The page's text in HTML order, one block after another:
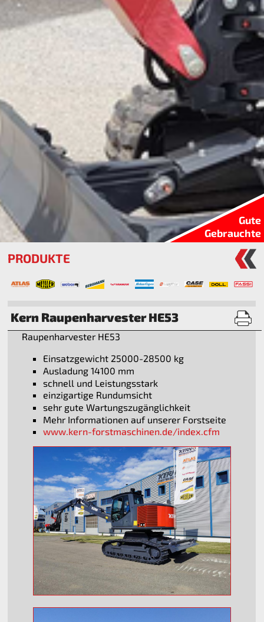
Gute
Gebrauchte
PRODUKTE
Kern Raupenharvester HE53
Raupenharvester HE53
Einsatzgewicht 25000-28500 kg
Ausladung 14100 mm
schnell und Leistungsstark
einzigartige Rundumsicht
sehr gute Wartungszugänglichkeit
Mehr Informationen auf unserer Forstseite
www.kern-forstmaschinen.de/index.cfm